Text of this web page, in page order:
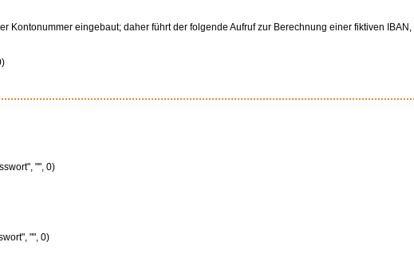
Kontonummer eingebaut; daher führt der folgende Aufruf zur Berechnung einer fiktiven IBAN,
"", 0)
"", 0)